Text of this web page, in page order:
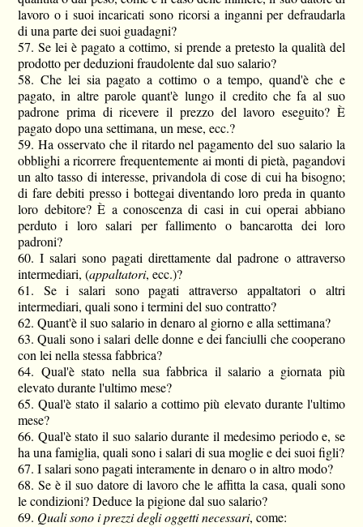
lavoro o i suoi incaricati sono ricorsi a inganni per defraudarla
di una parte dei suoi guadagni?
57. Se lei è pagato a cottimo, si prende a pretesto la qualità del
prodotto per deduzioni fraudolente dal suo salario?
58. Che lei sia pagato a cottimo o a tempo, quand'è che e
pagato, in altre parole quant'è lungo il credito che fa al suo
padrone prima di ricevere il prezzo del lavoro eseguito? È
pagato dopo una settimana, un mese, ecc.?
59. Ha osservato che il ritardo nel pagamento del suo salario la
obblighi a ricorrere frequentemente ai monti di pietà, pagandovi
un alto tasso di interesse, privandola di cose di cui ha bisogno;
di fare debiti presso i bottegai diventando loro preda in quanto
loro debitore? È a conoscenza di casi in cui operai abbiano
perduto i loro salari per fallimento o bancarotta dei loro
padroni?
60. I salari sono pagati direttamente dal padrone o attraverso
intermediari, (appaltatori, ecc.)?
61. Se i salari sono pagati attraverso appaltatori o altri
intermediari, quali sono i termini del suo contratto?
62. Quant'è il suo salario in denaro al giorno e alla settimana?
63. Quali sono i salari delle donne e dei fanciulli che cooperano
con lei nella stessa fabbrica?
64. Qual'è stato nella sua fabbrica il salario a giornata più
elevato durante l'ultimo mese?
65. Qual'è stato il salario a cottimo più elevato durante l'ultimo
mese?
66. Qual'è stato il suo salario durante il medesimo periodo e, se
ha una famiglia, quali sono i salari di sua moglie e dei suoi figli?
67. I salari sono pagati interamente in denaro o in altro modo?
68. Se è il suo datore di lavoro che le affitta la casa, quali sono
le condizioni? Deduce la pigione dal suo salario?
69. Quali sono i prezzi degli oggetti necessari, come: